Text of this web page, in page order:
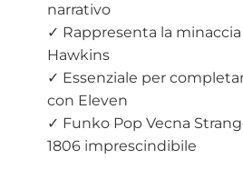
narrativo
✓ Rappresenta la
Hawkins
✓ Essenziale per
con Eleven
✓ Funko Pop Vecna
1806 imprescindibile